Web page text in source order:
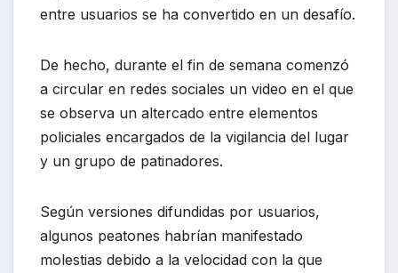
entre usuarios se ha convertido en un desafío.
De hecho, durante el fin de semana comenzó
a circular en redes sociales un video en el que
se observa un altercado entre elementos
policiales encargados de la vigilancia del lugar
y un grupo de patinadores.
Según versiones difundidas por usuarios,
algunos peatones habrían manifestado
molestias debido a la velocidad con la que